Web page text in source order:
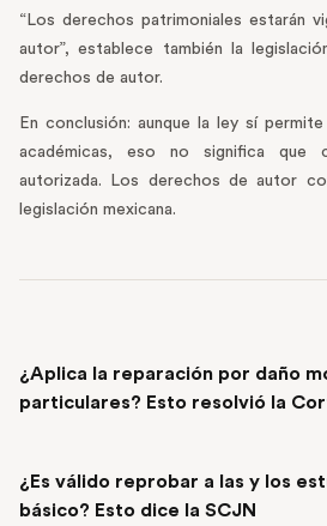
“Los derechos patrimoniales estarán
autor”, establece también la
derechos de autor.
En conclusión: aunque la ley sí
académicas, eso no significa que
autorizada. Los derechos de autor
legislación mexicana.
¿Aplica la reparación por daño
particulares? Esto resolvió la
¿Es válido reprobar a las y los
básico? Esto dice la SCJN